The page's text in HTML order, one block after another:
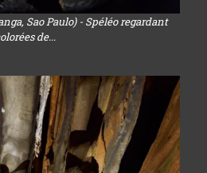
Sao Paulo) - Spéléo regardant
de...